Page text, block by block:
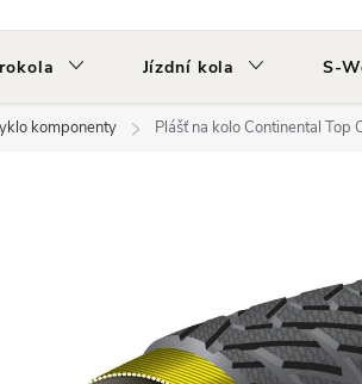
Jízdní kola S-
komponenty Plášť na kolo Continental